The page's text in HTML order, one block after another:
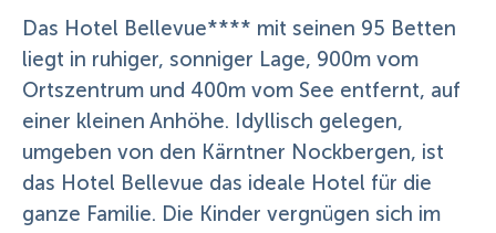
Das Hotel Bellevue**** mit seinen 95 Betten
liegt in ruhiger, sonniger Lage, 900m vom
Ortszentrum und 400m vom See entfernt, auf
einer kleinen Anhöhe. Idyllisch gelegen,
umgeben von den Kärntner Nockbergen, ist
das Hotel Bellevue das ideale Hotel für die
ganze Familie. Die Kinder vergnügen sich im